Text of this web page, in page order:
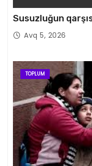
Susuzluğun
Avq 5, 2026
TOPLUM